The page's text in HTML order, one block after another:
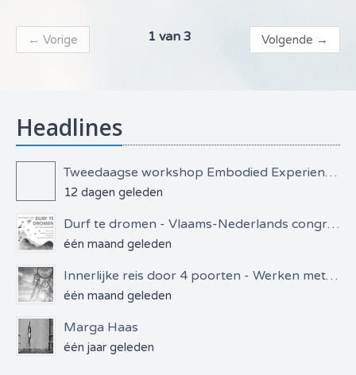
← Vorige 1 van 3 Volgende →
Headlines
Tweedaagse workshop Embodied Experiential Dreamwork
12 dagen geleden
Durf te dromen - Vlaams-Nederlands congres
één maand geleden
Innerlijke reis door 4 poorten - Werken met dromen & bewustzijn
één maand geleden
Marga Haas
één jaar geleden